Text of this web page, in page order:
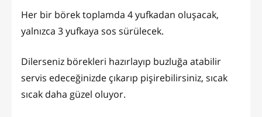
Her bir börek toplamda 4 yufkadan oluşacak,
yalnızca 3 yufkaya sos sürülecek.
Dilerseniz börekleri hazırlayıp buzluğa atabilir
servis edeceğinizde çıkarıp pişirebilirsiniz, sıcak
sıcak daha güzel oluyor.